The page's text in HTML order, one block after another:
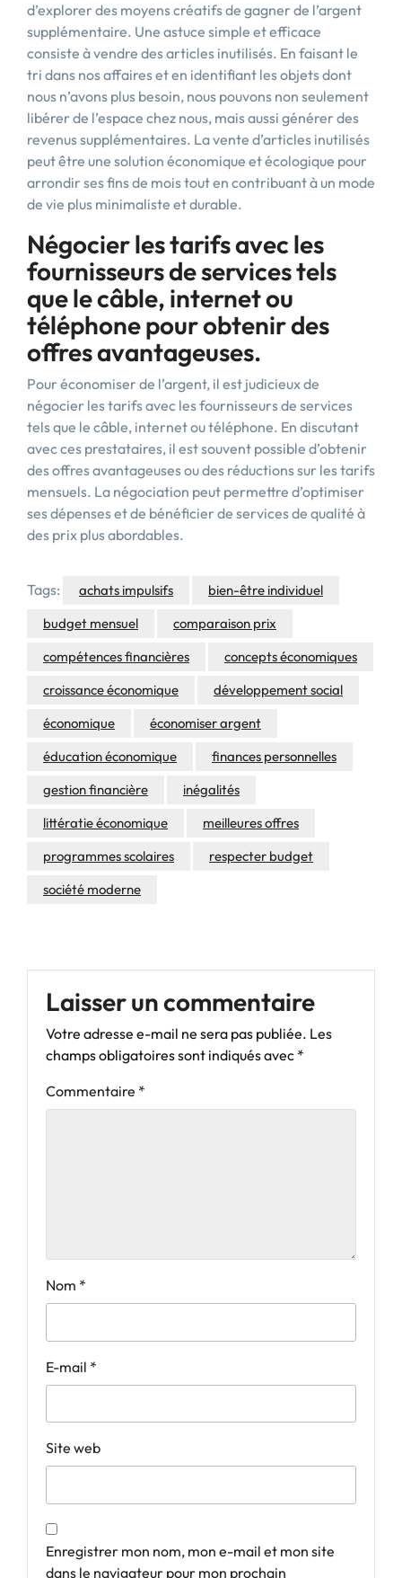
d’explorer des moyens créatifs de gagner de l’argent
supplémentaire. Une astuce simple et efficace
consiste à vendre des articles inutilisés. En faisant le
tri dans nos affaires et en identifiant les objets dont
nous n’avons plus besoin, nous pouvons non seulement
libérer de l’espace chez nous, mais aussi générer des
revenus supplémentaires. La vente d’articles inutilisés
peut être une solution économique et écologique pour
arrondir ses fins de mois tout en contribuant à un mode
de vie plus minimaliste et durable.
Négocier les tarifs avec les
fournisseurs de services tels
que le câble, internet ou
téléphone pour obtenir des
offres avantageuses.
Pour économiser de l’argent, il est judicieux de
négocier les tarifs avec les fournisseurs de services
tels que le câble, internet ou téléphone. En discutant
avec ces prestataires, il est souvent possible d’obtenir
des offres avantageuses ou des réductions sur les tarifs
mensuels. La négociation peut permettre d’optimiser
ses dépenses et de bénéficier de services de qualité à
des prix plus abordables.
Tags: achats impulsifs
bien-être individuel
budget mensuel
comparaison prix
compétences financières
concepts économiques
croissance économique
développement social
économique
économiser argent
éducation économique
finances personnelles
gestion financière
inégalités
littératie économique
meilleures offres
programmes scolaires
respecter budget
société moderne
Laisser un commentaire
Votre adresse e-mail ne sera pas publiée. Les
champs obligatoires sont indiqués avec *
Commentaire *
Nom *
E-mail *
Site web
Enregistrer mon nom, mon e-mail et mon site
dans le navigateur pour mon prochain